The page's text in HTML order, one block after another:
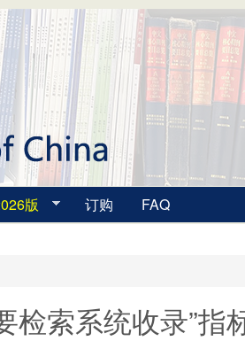
版 订购 FAQ
检索系统收录”指